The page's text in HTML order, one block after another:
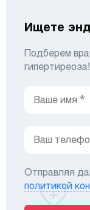
Ищете
Подберем
гипертиреоза!
Отправляя
политикой